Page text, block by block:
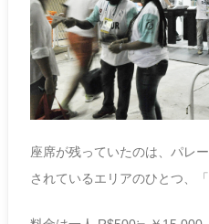
座席が残っていたのは、パレ
されているエリアのひとつ、